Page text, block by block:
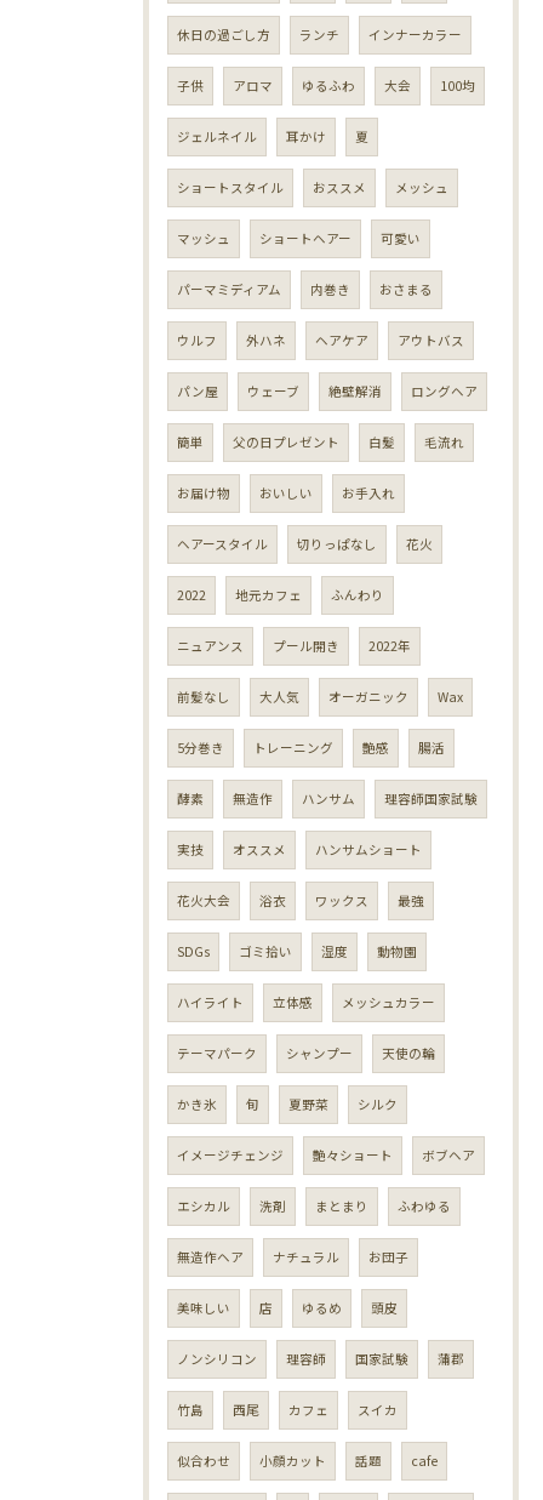
休日の過ごし方 ランチ インナーカラー
子供 アロマ ゆるふわ 大会 100均
ジェルネイル 耳かけ 夏
ショートスタイル おススメ メッシュ
マッシュ ショートヘアー 可愛い
パーマミディアム 内巻き おさまる
ウルフ 外ハネ ヘアケア アウトバス
パン屋 ウェーブ 絶壁解消 ロングヘア
簡単 父の日プレゼント 白髪 毛流れ
お届け物 おいしい お手入れ
ヘアースタイル 切りっぱなし 花火
2022 地元カフェ ふんわり
ニュアンス プール開き 2022年
前髪なし 大人気 オーガニック Wax
5分巻き トレーニング 艶感 腸活
酵素 無造作 ハンサム 理容師国家試験
実技 オススメ ハンサムショート
花火大会 浴衣 ワックス 最強
SDGs ゴミ拾い 湿度 動物園
ハイライト 立体感 メッシュカラー
テーマパーク シャンプー 天使の輪
かき氷 旬 夏野菜 シルク
イメージチェンジ 艶々ショート ボブヘア
エシカル 洗剤 まとまり ふわゆる
無造作ヘア ナチュラル お団子
美味しい 店 ゆるめ 頭皮
ノンシリコン 理容師 国家試験 蒲郡
竹島 西尾 カフェ スイカ
似合わせ 小顔カット 話題 cafe